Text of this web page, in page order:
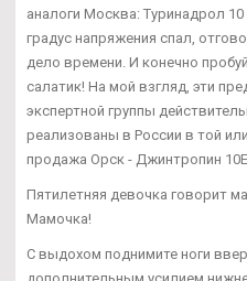
аналоги Москва: Туринадрол
градус напряжения спал,
дело времени. И конечно
салатик! На мой взгляд, эти
экспертной группы
реализованы в России в той
продажа Орск - Джинтропин
Пятилетняя девочка говорит
Мамочка!
С выдохом поднимите ноги